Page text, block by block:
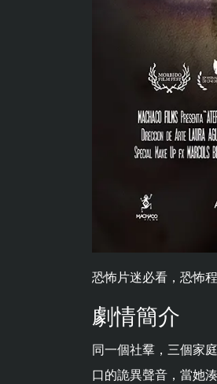
恐怖片迷必看，恐怖
劇情簡介
同一個社羣，三個家
口的詭異聲音，當她